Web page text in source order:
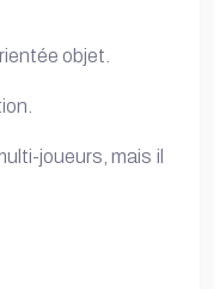
objet.
joueurs, mais il